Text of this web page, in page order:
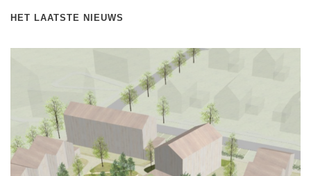
HET LAATSTE NIEUWS